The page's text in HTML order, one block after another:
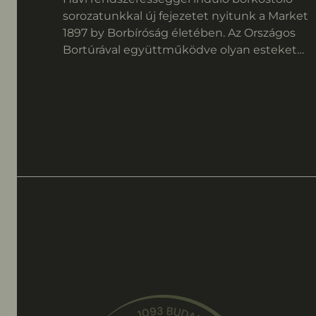
sorozatunkkal új fejezetet nyitunk a Market
1897 by Borbíróság életében. Az Országos
Bortúrával együttműködve olyan esteket